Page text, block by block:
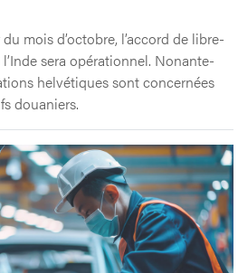
mois d’octobre, l’accord de libre-
sera opérationnel. Nonante-
helvétiques sont concernées
douaniers.